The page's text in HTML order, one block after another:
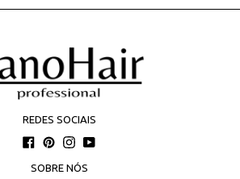
REDES SOCIAIS
Facebook
Pinterest
Instagram
YouTube
SOBRE NÓS